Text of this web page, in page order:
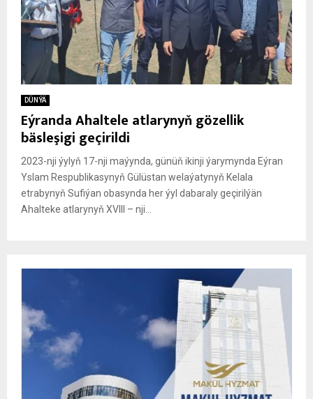
DÜNÝÄ
Eýranda Ahaltele atlarynyň gözellik
bäsleşigi geçirildi
2023-nji ýylyň 17-nji maýynda, günüň ikinji ýarymynda Eýran
Yslam Respublikasynyň Gülüstan welaýatynyň Kelala
etrabynyň Sufiýan obasynda her ýyl dabaraly geçirilýän
Ahalteke atlarynyň XVIII – nji...